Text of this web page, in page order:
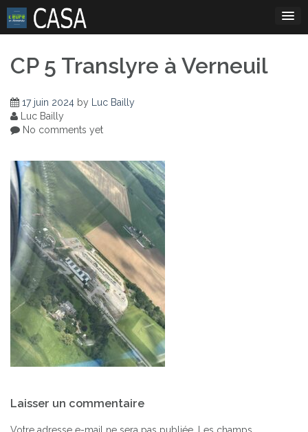
Skip
content
CP 5 Translyre à Verneuil
17 juin 2024 by Luc Bailly
Luc Bailly
No comments yet
de
Laisser un commentaire
Votre adresse e-mail ne sera pas publiée. Les champs